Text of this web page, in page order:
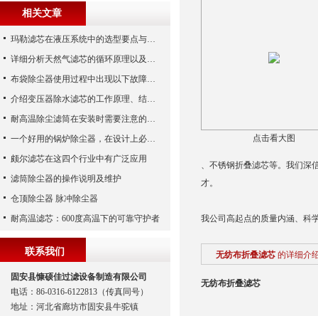
点击看大图
、不锈钢折叠滤芯等。我们深
才。
我公司高起点的质量内涵、科
无纺布折叠滤芯 的详细介
无纺布折叠滤芯
相关文章
玛勒滤芯在液压系统中的选型要点与常见误区
详细分析天然气滤芯的循环原理以及使用特性
布袋除尘器使用过程中出现以下故障要怎么应对？
介绍变压器除水滤芯的工作原理、结构及优点
耐高温除尘滤筒在安装时需要注意的事项
一个好用的锅炉除尘器，在设计上必须满足这八个要求
颇尔滤芯在这四个行业中有广泛应用
滤筒除尘器的操作说明及维护
仓顶除尘器 脉冲除尘器
耐高温滤芯：600度高温下的可靠守护者
联系我们
固安县慷硕佳过滤设备制造有限公司
电话：86-0316-6122813（传真同号）
地址：河北省廊坊市固安县牛驼镇